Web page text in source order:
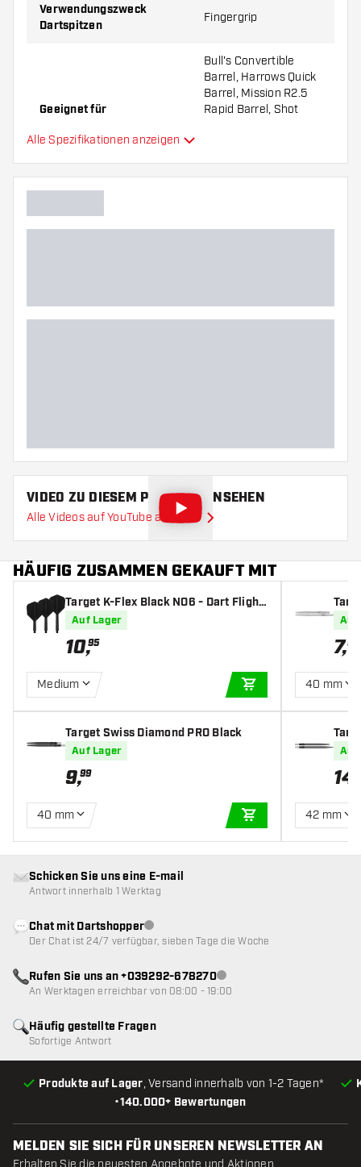
Verwendungszweck
Dartspitzen
Fingergrip
Geeignet für
Bull's Convertible
Barrel, Harrows Quick
Barrel, Mission R2.5
Rapid Barrel, Shot
Form Dartspitzen
Gripart Dartspitzen Ringed
Alle Spezifikationen anzeigen
VIDEO ZU DIESEM PRODUKT ANSEHEN
Alle Videos auf YouTube ansehen
HÄUFIG ZUSAMMEN GEKAUFT MIT
Target K-Flex Black NO6 - Dart Flight
Auf Lager
10,95
Medium
IN DEN
Target Swiss Diamond PRO Black
Auf Lager
9,99
40 mm
IN DEN
Auf
7,95
40 mm
ittler
Auf
14
42 mm
•140.000+ Bewertungen
Produkte auf Lager, Versand innerhalb von 1-2 Tagen*
Häufig gestellte Fragen
Sofortige Antwort
Schicken Sie uns eine E-mail
Antwort innerhalb 1 Werktag
Chat mit DartshopperKundenservice nicht verfügbar
Der Chat ist 24/7 verfügbar, sieben Tage die Woche
Rufen Sie uns an +039292-678270Kundenservice nicht
An Werktagen erreichbar von 08:00 - 19:00
MELDEN SIE SICH FÜR UNSEREN NEWSLETTER AN
Erhalten Sie die neuesten Angebote und Aktionen